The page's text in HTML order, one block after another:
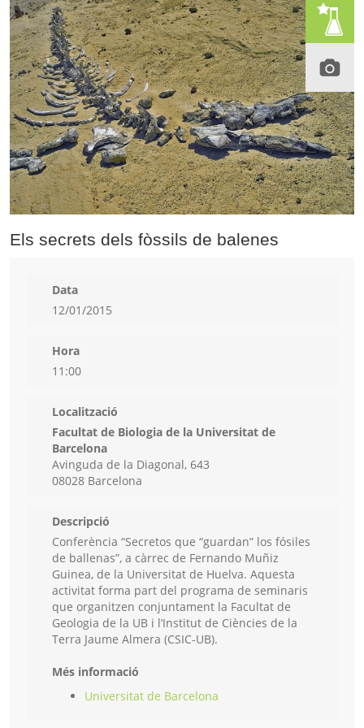
Els secrets dels fòssils de balenes
Data
12/01/2015
Hora
11:00
Localització
Facultat de Biologia de la Universitat de
Barcelona
Avinguda de la Diagonal, 643
08028 Barcelona
Descripció
Conferència “Secretos que “guardan” los fósiles
de ballenas”, a càrrec de Fernando Muñiz
Guinea, de la Universitat de Huelva. Aquesta
activitat forma part del programa de seminaris
que organitzen conjuntament la Facultat de
Geologia de la UB i l’Institut de Ciències de la
Terra Jaume Almera (CSIC-UB).
Més informació
Universitat de Barcelona